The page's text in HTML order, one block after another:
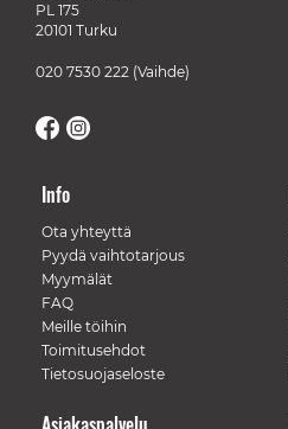
PL 175
20101 Turku
020 7530 222 (Vaihde)
Info
Ota yhteyttä
Pyydä vaihtotarjous
Myymälät
FAQ
Meille töihin
Toimitusehdot
Tietosuojaseloste